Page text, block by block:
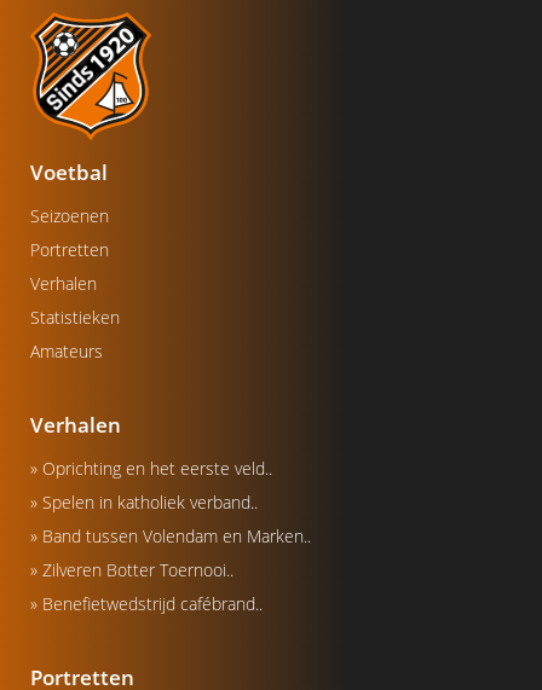
Voetbal
Seizoenen
Portretten
Verhalen
Statistieken
Amateurs
Verhalen
» Oprichting en het eerste veld..
» Spelen in katholiek verband..
» Band tussen Volendam en Marken..
» Zilveren Botter Toernooi..
» Benefietwedstrijd cafébrand..
Portretten